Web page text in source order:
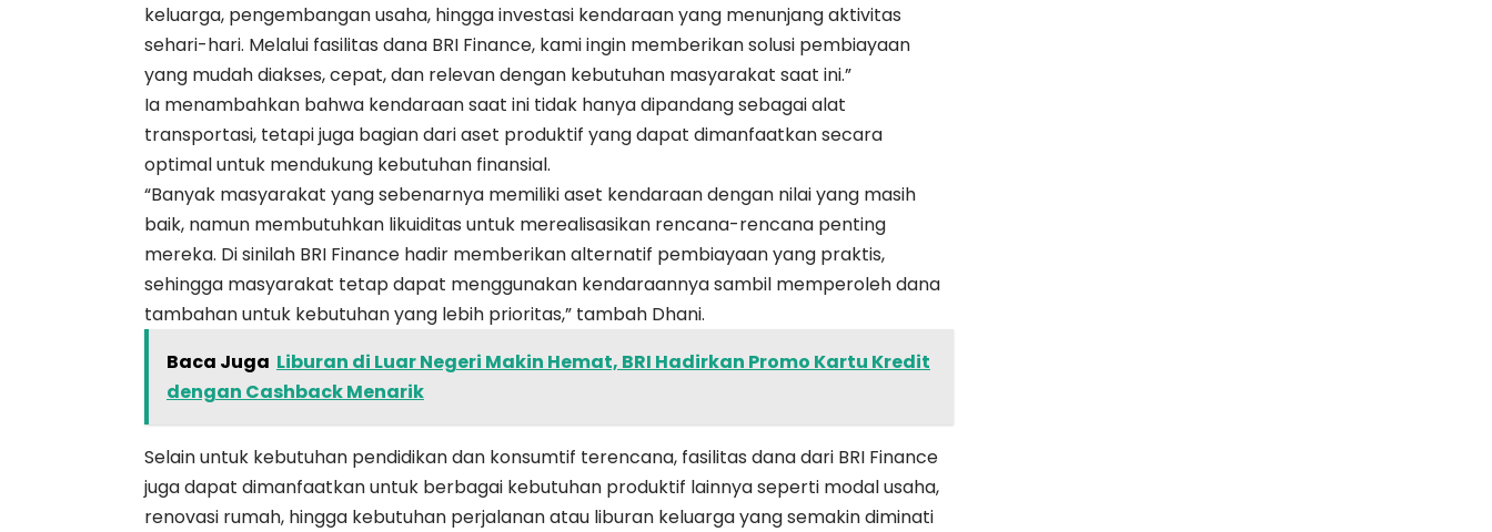
keluarga, pengembangan usaha, hingga investasi kendaraan yang menunjang aktivitas
sehari-hari. Melalui fasilitas dana BRI Finance, kami ingin memberikan solusi pembiayaan
yang mudah diakses, cepat, dan relevan dengan kebutuhan masyarakat saat ini.”
Ia menambahkan bahwa kendaraan saat ini tidak hanya dipandang sebagai alat
transportasi, tetapi juga bagian dari aset produktif yang dapat dimanfaatkan secara
optimal untuk mendukung kebutuhan finansial.
“Banyak masyarakat yang sebenarnya memiliki aset kendaraan dengan nilai yang masih
baik, namun membutuhkan likuiditas untuk merealisasikan rencana-rencana penting
mereka. Di sinilah BRI Finance hadir memberikan alternatif pembiayaan yang praktis,
sehingga masyarakat tetap dapat menggunakan kendaraannya sambil memperoleh dana
tambahan untuk kebutuhan yang lebih prioritas,” tambah Dhani.
Baca Juga Liburan di Luar Negeri Makin Hemat, BRI Hadirkan Promo Kartu Kredit
dengan Cashback Menarik
Selain untuk kebutuhan pendidikan dan konsumtif terencana, fasilitas dana dari BRI Finance
juga dapat dimanfaatkan untuk berbagai kebutuhan produktif lainnya seperti modal usaha,
renovasi rumah, hingga kebutuhan perjalanan atau liburan keluarga yang semakin diminati